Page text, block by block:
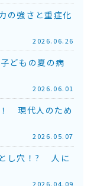
の強さと重症化
2026.06.26
どもの夏の病
2026.06.01
現代人のため
2026.05.07
し穴！? 人に
2026.04.09